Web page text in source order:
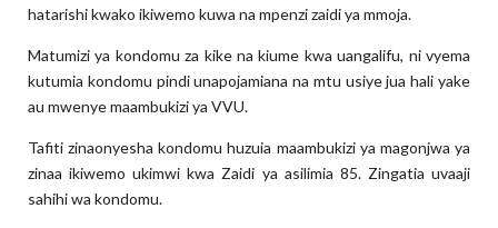
hatarishi kwako ikiwemo kuwa na mpenzi zaidi ya mmoja.
Matumizi ya kondomu za kike na kiume kwa uangalifu, ni vyema
kutumia kondomu pindi unapojamiana na mtu usiye jua hali yake
au mwenye maambukizi ya VVU.
Tafiti zinaonyesha kondomu huzuia maambukizi ya magonjwa ya
zinaa ikiwemo ukimwi kwa Zaidi ya asilimia 85. Zingatia uvaaji
sahihi wa kondomu.